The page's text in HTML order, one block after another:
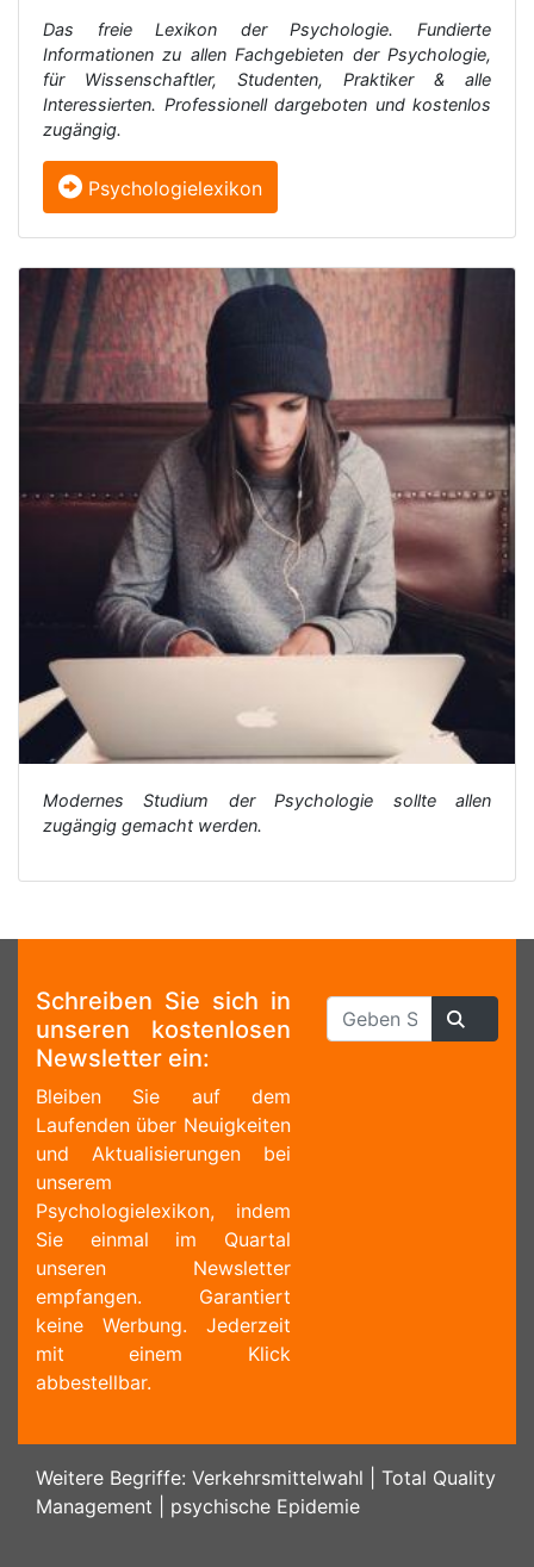
Das freie Lexikon der Psychologie. Fundierte
Informationen zu allen Fachgebieten der Psychologie,
für Wissenschaftler, Studenten, Praktiker & alle
Interessierten. Professionell dargeboten und kostenlos
zugängig.
Psychologielexikon
Modernes Studium der Psychologie sollte allen
zugängig gemacht werden.
Schreiben Sie sich in
unseren kostenlosen
Newsletter ein:
Bleiben Sie auf dem
Laufenden über Neuigkeiten
und Aktualisierungen bei
unserem
Psychologielexikon, indem
Sie einmal im Quartal
unseren Newsletter
empfangen. Garantiert
keine Werbung. Jederzeit
mit einem Klick
abbestellbar.
Weitere Begriffe: Verkehrsmittelwahl
Total Quality
Management
psychische Epidemie